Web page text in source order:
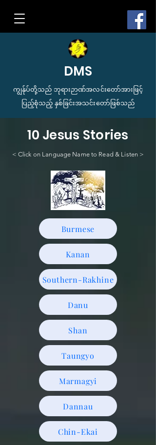
DMS
ကျွန်ုပ်တို့သည် ဘုရားဉာဏ်အလင်းတော်အားဖြင့်
ပြည့်စုံသည့် နှစ်ခြင်းအသင်းတော်ဖြစ်သည်
10 Jesus Stories
< Click on Language Name to Read & Listen >
Burmese
Kanan
Southern-Rakhine
Danu
Shan
Taungyo
Marmagyi
Dannau
Chin-Ekai